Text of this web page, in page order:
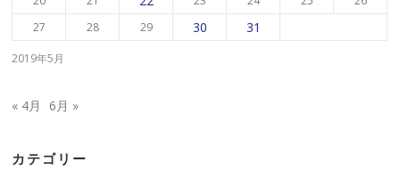
2019年5月
27
28 29 30 31
« 4月 6月 »
カテゴリー